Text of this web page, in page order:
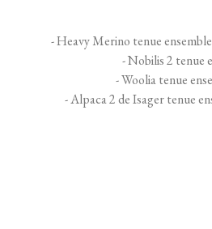
- Heavy Merino tenue
- Nobilis 2 tenue
- Woolia tenue
- Alpaca 2 de Isager tenue